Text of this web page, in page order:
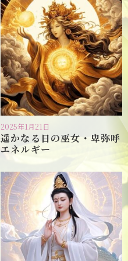
2025年1月21日
遥かなる日の巫女・卑弥呼
エネルギー